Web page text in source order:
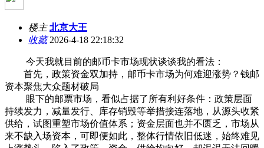
楼主 北京大王
收藏2026-4-18 22:18:32
今天我就目前的邮币卡市场现状谈谈我的看法：
首先，政策资金双加持，邮币卡市场为何难迎涨势？钱邮
资本聚焦大众题材破局
眼下的邮票市场，看似占据了所有利好条件：政策层面
持续发力，减量发行、库存销毁等举措接连落地，从源头收紧
供给，试图重塑市场价值体系；资金层面也并不匮乏，市场从
来不缺入场资本，可即便如此，整体行情依旧低迷，始终难见